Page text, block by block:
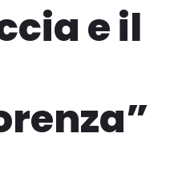
e il